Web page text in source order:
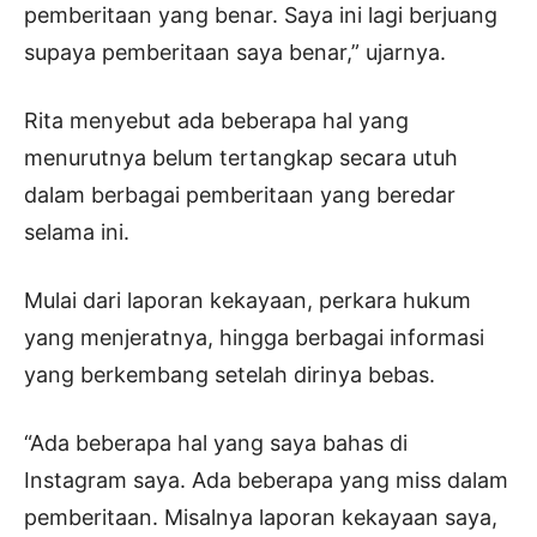
pemberitaan yang benar. Saya ini lagi berjuang
supaya pemberitaan saya benar,” ujarnya.
Rita menyebut ada beberapa hal yang
menurutnya belum tertangkap secara utuh
dalam berbagai pemberitaan yang beredar
selama ini.
Mulai dari laporan kekayaan, perkara hukum
yang menjeratnya, hingga berbagai informasi
yang berkembang setelah dirinya bebas.
“Ada beberapa hal yang saya bahas di
Instagram saya. Ada beberapa yang miss dalam
pemberitaan. Misalnya laporan kekayaan saya,